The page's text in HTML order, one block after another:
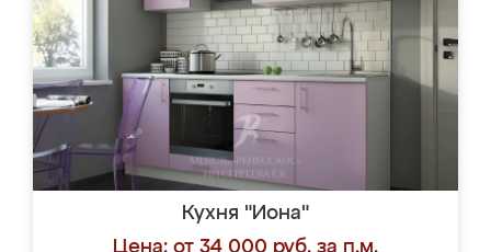
Кухня "Иона"
Цена: от 34 000 руб. за п.м.